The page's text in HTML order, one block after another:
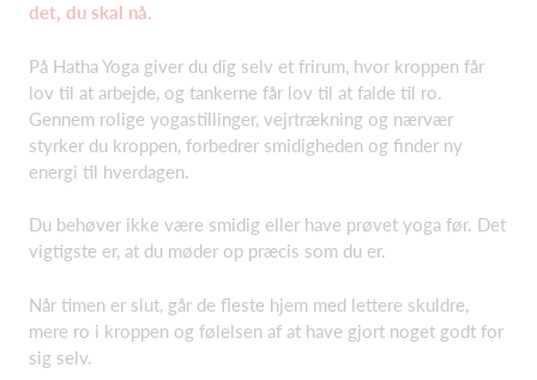
det, du skal nå.
På Hatha Yoga giver du dig selv et frirum, hvor kroppen får
lov til at arbejde, og tankerne får lov til at falde til ro.
Gennem rolige yogastillinger, vejrtrækning og nærvær
styrker du kroppen, forbedrer smidigheden og finder ny
energi til hverdagen.
Du behøver ikke være smidig eller have prøvet yoga før. Det
vigtigste er, at du møder op præcis som du er.
Når timen er slut, går de fleste hjem med lettere skuldre,
mere ro i kroppen og følelsen af at have gjort noget godt for
sig selv.